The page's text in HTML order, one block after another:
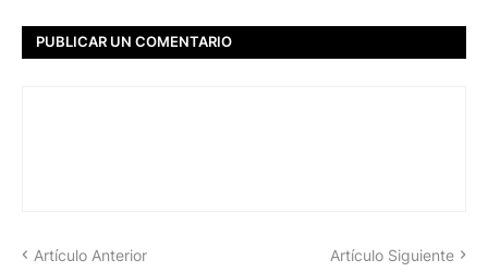
PUBLICAR UN COMENTARIO
Artículo Anterior Artículo Siguiente